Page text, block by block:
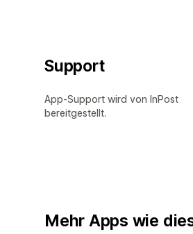
Support
App-Support wird von InPost
bereitgestellt.
Mehr Apps wie